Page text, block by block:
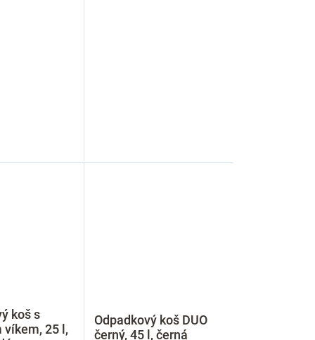
koš s
víkem, 25 l,
Odpadkový koš DUO
černý, 45 l, černá